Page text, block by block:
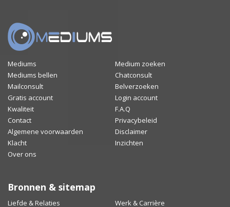
Mediums
Medium zoeken
Mediums bellen
Chatconsult
Mailconsult
Belverzoeken
Gratis account
Login account
Kwaliteit
F.A.Q
Contact
Privacybeleid
Algemene voorwaarden
Disclaimer
Klacht
Inzichten
Over ons
Bronnen & sitemap
Liefde & Relaties Werk & Carrière